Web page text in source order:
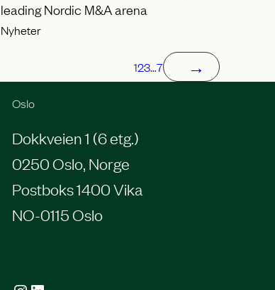
leading Nordic M&A arena
Nyheter
123…7 →
Oslo
Dokkveien 1 (6 etg.)
0250 Oslo, Norge
Postboks 1400 Vika
NO-0115 Oslo